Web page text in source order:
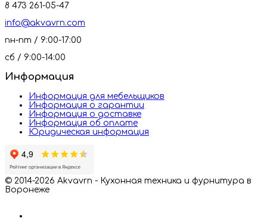
8 473 261-05-47
info@akvavrn.com
пн-пт / 9:00-17:00
сб / 9:00-14:00
Информация
Информация для мебельщиков
Информация о гарантии
Информация о доставке
Информация об оплате
Юридическая информация
© 2014-2026 Akvavrn - Кухонная техника и фурнитура в
Воронеже